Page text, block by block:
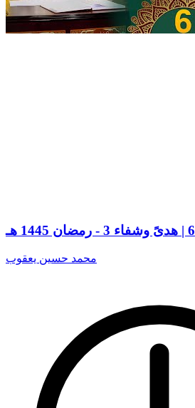
محمد حسين يعقوب